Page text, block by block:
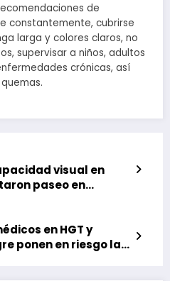
de
constantemente, cubrirse
larga y colores claros, no
supervisar a niños, adultos
crónicas, así
visual en
paseo en
en HGT y
ponen en riesgo la